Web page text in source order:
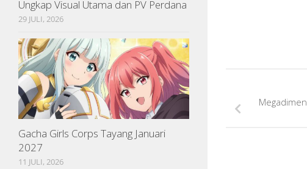
Ungkap Visual Utama dan PV Perdana
29 JULI, 2026
Gacha Girls Corps Tayang Januari
2027
11 JULI, 2026